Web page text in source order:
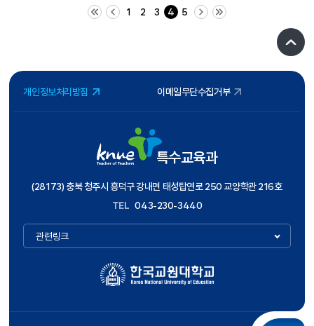
처음 페이지 이전 10 페이지
1 2 3 4 5
다음 10 페이지 끝 페이지
개인정보처리방침 이메일무단수집거부
특수교육과
(28173) 충북 청주시 흥덕구 강내면 태성탑연로 250 교양학관 216호
TEL 043-230-3440
관련링크